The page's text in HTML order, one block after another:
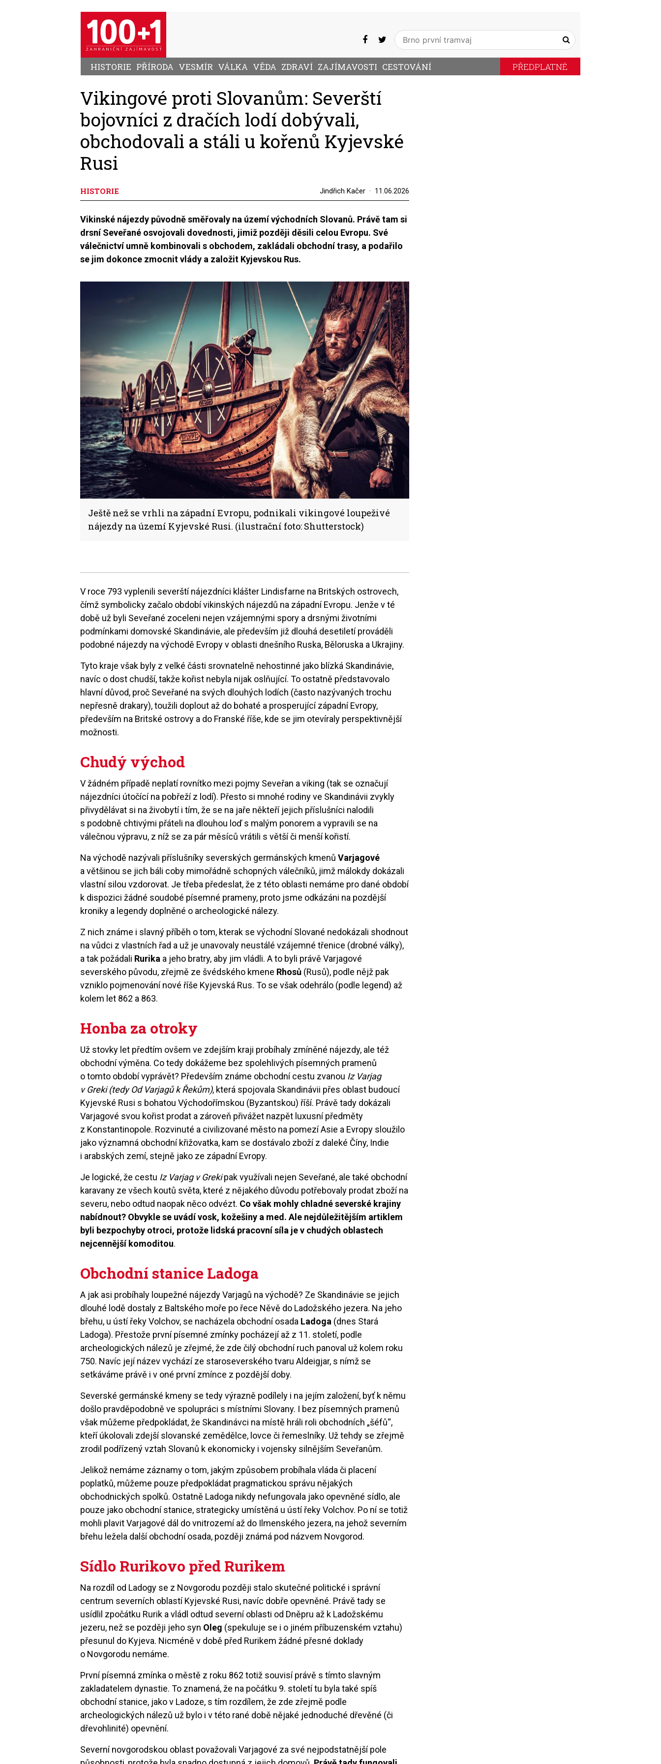
HISTORIE PŘÍRODA VESMÍR VÁLKA VĚDA ZDRAVÍ ZAJÍMAVOSTI CESTOVÁNÍ PŘEDPLATNÉ
Vikingové proti Slovanům: Severští
bojovníci z dračích lodí dobývali,
obchodovali a stáli u kořenů Kyjevské
Rusi
HISTORIE Jindřich Kačer 11.06.2026
Vikinské nájezdy původně směřovaly na území východních Slovanů. Právě tam si
drsní Seveřané osvojovali dovednosti, jimiž později děsili celou Evropu. Své
válečnictví umně kombinovali s obchodem, zakládali obchodní trasy, a podařilo
se jim dokonce zmocnit vlády a založit Kyjevskou Rus.
Ještě než se vrhli na západní Evropu, podnikali vikingové loupeživé
nájezdy na území Kyjevské Rusi. (ilustrační foto: Shutterstock)
V roce 793 vyplenili severští nájezdníci klášter Lindisfarne na Britských ostrovech,
čímž symbolicky začalo období vikinských nájezdů na západní Evropu. Jenže v té
době už byli Seveřané zoceleni nejen vzájemnými spory a drsnými životními
podmínkami domovské Skandinávie, ale především již dlouhá desetiletí prováděli
podobné nájezdy na východě Evropy v oblasti dnešního Ruska, Běloruska a Ukrajiny.
Tyto kraje však byly z velké části srovnatelně nehostinné jako blízká Skandinávie,
navíc o dost chudší, takže kořist nebyla nijak oslňující. To ostatně představovalo
hlavní důvod, proč Seveřané na svých dlouhých lodích (často nazývaných trochu
nepřesně drakary), toužili doplout až do bohaté a prosperující západní Evropy,
především na Britské ostrovy a do Franské říše, kde se jim otevíraly perspektivnější
možnosti.
Chudý východ
V žádném případě neplatí rovnítko mezi pojmy Seveřan a viking (tak se označují
nájezdníci útočící na pobřeží z lodí). Přesto si mnohé rodiny ve Skandinávii zvykly
přivydělávat si na živobytí i tím, že se na jaře někteří jejich příslušníci nalodili
s podobně chtivými přáteli na dlouhou loď s malým ponorem a vypravili se na
válečnou výpravu, z níž se za pár měsíců vrátili s větší či menší kořistí.
Na východě nazývali příslušníky severských germánských kmenůVarjagové
a většinou se jich báli coby mimořádně schopných válečníků, jimž málokdy dokázali
vlastní silou vzdorovat. Je třeba předeslat, že z této oblasti nemáme pro dané období
k dispozici žádné soudobé písemné prameny, proto jsme odkázáni na pozdější
kroniky a legendy doplněné o archeologické nálezy.
Z nich známe i slavný příběh o tom, kterak se východní Slované nedokázali shodnout
na vůdci z vlastních řad a už je unavovaly neustálé vzájemné třenice (drobné války),
a tak požádali Rurika a jeho bratry, aby jim vládli. A to byli právě Varjagové
severského původu, zřejmě ze švédského kmene Rhosů (Rusů), podle nějž pak
vzniklo pojmenování nové říše Kyjevská Rus. To se však odehrálo (podle legend) až
kolem let 862 a 863.
Honba za otroky
Už stovky let předtím ovšem ve zdejším kraji probíhaly zmíněné nájezdy, ale též
obchodní výměna. Co tedy dokážeme bez spolehlivých písemných pramenů
o tomto období vyprávět? Především známe obchodní cestu zvanou Iz Varjag
v Greki (tedy Od Varjagů k Řekům), která spojovala Skandinávii přes oblast budoucí
Kyjevské Rusi s bohatou Východořímskou (Byzantskou) říší. Právě tady dokázali
Varjagové svou kořist prodat a zároveň přivážet nazpět luxusní předměty
z Konstantinopole. Rozvinuté a civilizované město na pomezí Asie a Evropy sloužilo
jako významná obchodní křižovatka, kam se dostávalo zboží z daleké Číny, Indie
i arabských zemí, stejně jako ze západní Evropy.
Je logické, že cestu Iz Varjag v Grekipak využívali nejen Seveřané, ale také obchodní
karavany ze všech koutů světa, které z nějakého důvodu potřebovaly prodat zboží na
severu, nebo odtud naopak něco odvézt. Co však mohly chladné severské krajiny
nabídnout? Obvykle se uvádí vosk, kožešiny a med. Ale nejdůležitějším artiklem
byli bezpochyby otroci, protože lidská pracovní síla je v chudých oblastech
nejcennější komoditou.
Obchodní stanice Ladoga
A jak asi probíhaly loupežné nájezdy Varjagů na východě? Ze Skandinávie se jejich
dlouhé lodě dostaly z Baltského moře po řece Něvě do Ladožského jezera. Na jeho
břehu, u ústí řeky Volchov, se nacházela obchodní osada Ladoga (dnes Stará
Ladoga). Přestože první písemné zmínky pocházejí až z 11. století, podle
archeologických nálezů je zřejmé, že zde čilý obchodní ruch panoval už kolem roku
750. Navíc její název vychází ze staroseverského tvaru Aldeigjar, s nímž se
setkáváme právě i v oné první zmínce z pozdější doby.
Severské germánské kmeny se tedy výrazně podílely i na jejím založení, byť k němu
došlo pravděpodobně ve spolupráci s místními Slovany. I bez písemných pramenů
však můžeme předpokládat, že Skandinávci na místě hráli roli obchodních „šéfů“,
kteří úkolovali zdejší slovanské zemědělce, lovce či řemeslníky. Už tehdy se zřejmě
zrodil podřízený vztah Slovanů k ekonomicky i vojensky silnějším Seveřanům.
Jelikož nemáme záznamy o tom, jakým způsobem probíhala vláda či placení
poplatků, můžeme pouze předpokládat pragmatickou správu nějakých
obchodnických spolků. Ostatně Ladoga nikdy nefungovala jako opevněné sídlo, ale
pouze jako obchodní stanice, strategicky umístěná u ústí řeky Volchov. Po ní se totiž
mohli plavit Varjagové dál do vnitrozemí až do Ilmenského jezera, na jehož severním
břehu ležela další obchodní osada, později známá pod názvem Novgorod.
Sídlo Rurikovo před Rurikem
Na rozdíl od Ladogy se z Novgorodu později stalo skutečné politické i správní
centrum severních oblastí Kyjevské Rusi, navíc dobře opevněné. Právě tady se
usídlil zpočátku Rurik a vládl odtud severní oblasti od Dněpru až k Ladožskému
jezeru, než se později jeho syn Oleg (spekuluje se i o jiném příbuzenském vztahu)
přesunul do Kyjeva. Nicméně v době před Rurikem žádné přesné doklady
o Novgorodu nemáme.
První písemná zmínka o městě z roku 862 totiž souvisí právě s tímto slavným
zakladatelem dynastie. To znamená, že na počátku 9. století tu byla také spíš
obchodní stanice, jako v Ladoze, s tím rozdílem, že zde zřejmě podle
archeologických nálezů už bylo i v této rané době nějaké jednoduché dřevěné (či
dřevohlinité) opevnění.
Severní novgorodskou oblast považovali Varjagové za své nejpodstatnější pole